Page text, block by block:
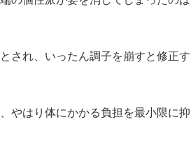
され、いったん調子を崩すと修正す
やはり体にかかる負担を最小限に抑